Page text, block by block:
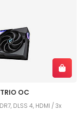
OC
DLSS 4, HDMI / 3x